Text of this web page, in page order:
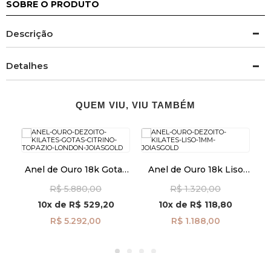
SOBRE O PRODUTO
Descrição
Detalhes
QUEM VIU, VIU TAMBÉM
Anel de Ouro 18k Gotas
London com Diamantes
an39616
R$ 5.880,00
10xde R$ 529,20
R$ 5.292,00
Anel de Ouro 18k Liso
R$ 1.320,00
10x de R$ 118,80
R$ 1.188,00